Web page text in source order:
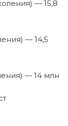
— 15,8
— 14,5
— 14 млн